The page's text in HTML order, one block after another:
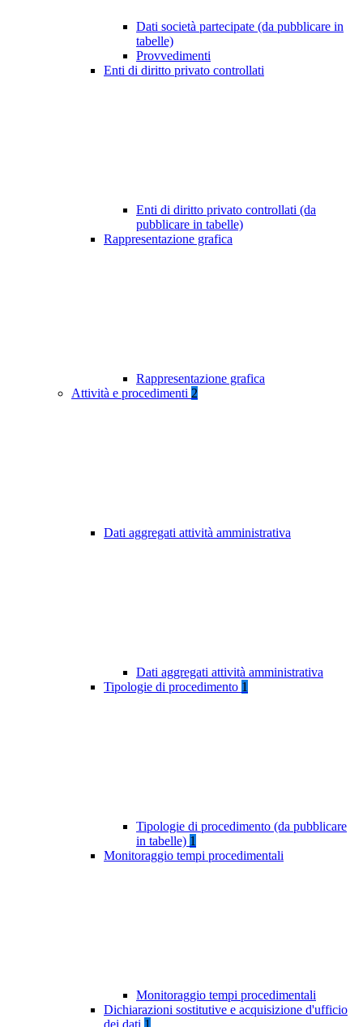
Dati società partecipate (da pubblicare in
tabelle)
Provvedimenti
Enti di diritto privato controllati
Enti di diritto privato controllati (da
pubblicare in tabelle)
Rappresentazione grafica
Rappresentazione grafica
Attività e procedimenti 2
Dati aggregati attività amministrativa
Dati aggregati attività amministrativa
Tipologie di procedimento 1
Tipologie di procedimento (da pubblicare
in tabelle) 1
Monitoraggio tempi procedimentali
Monitoraggio tempi procedimentali
Dichiarazioni sostitutive e acquisizione d'ufficio